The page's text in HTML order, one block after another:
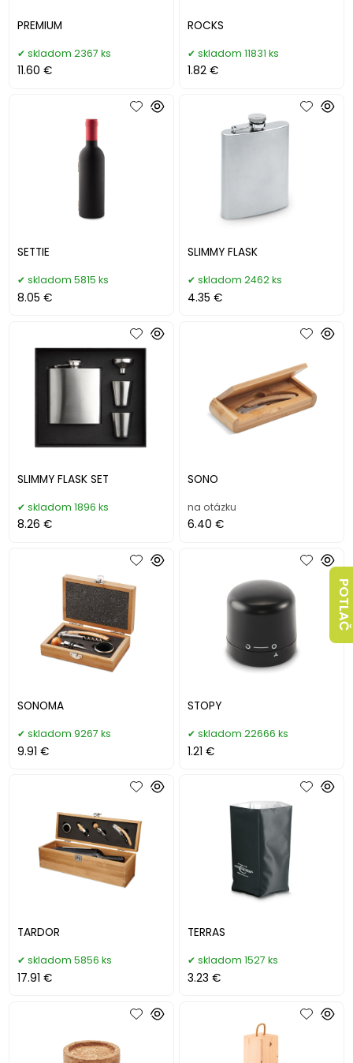
PREMIUM
skladom 2367 ks
11.60 €
ROCKS
skladom 11831 ks
1.82 €
SETTIE
skladom 5815 ks
8.05 €
SLIMMY FLASK
skladom 2462 ks
4.35 €
SLIMMY FLASK SET
skladom 1896 ks
8.26 €
SONO
na otázku
6.40 €
SONOMA
skladom 9267 ks
9.91 €
STOPY
skladom 22666 ks
1.21 €
TARDOR
skladom 5856 ks
17.91 €
TERRAS
skladom 1527 ks
3.23 €
POTLAČ